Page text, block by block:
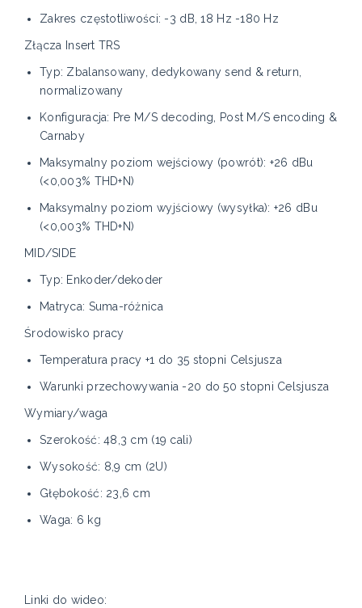
Zakres częstotliwości: -3 dB, 18 Hz -180 Hz
Złącza Insert TRS
Typ: Zbalansowany, dedykowany send & return,
normalizowany
Konfiguracja: Pre M/S decoding, Post M/S encoding &
Carnaby
Maksymalny poziom wejściowy (powrót): +26 dBu
(<0,003% THD+N)
Maksymalny poziom wyjściowy (wysyłka): +26 dBu
(<0,003% THD+N)
MID/SIDE
Typ: Enkoder/dekoder
Matryca: Suma-różnica
Środowisko pracy
Temperatura pracy +1 do 35 stopni Celsjusza
Warunki przechowywania -20 do 50 stopni Celsjusza
Wymiary/waga
Szerokość: 48,3 cm (19 cali)
Wysokość: 8,9 cm (2U)
Głębokość: 23,6 cm
Waga: 6 kg
Linki do wideo: